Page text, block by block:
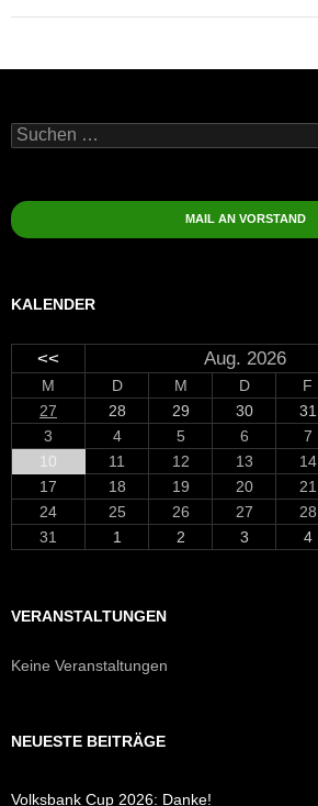
Suchen
nach:
MAIL AN VORSTAND
KALENDER
<< Aug. 2026
M D M D F
27
28 29 30 31
3
4 5 6 7
10
11 12 13 14
17
18 19 20 21
24
25 26 27 28
31
1 2 3 4
VERANSTALTUNGEN
Keine Veranstaltungen
NEUESTE BEITRÄGE
Volksbank Cup 2026: Danke!